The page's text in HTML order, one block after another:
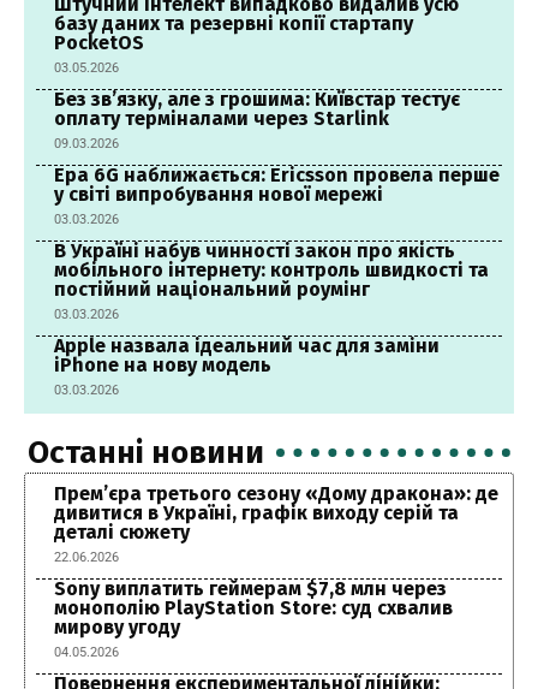
базу даних та резервні копії стартапу
PocketOS
03.05.2026
Без зв’язку, але з грошима: Київстар тестує
оплату терміналами через Starlink
09.03.2026
Ера 6G наближається: Ericsson провела перше
у світі випробування нової мережі
03.03.2026
В Україні набув чинності закон про якість
мобільного інтернету: контроль швидкості та
постійний національний роумінг
03.03.2026
Apple назвала ідеальний час для заміни
iPhone на нову модель
03.03.2026
Останні новини
Прем’єра третього сезону «Дому дракона»: де
дивитися в Україні, графік виходу серій та
деталі сюжету
22.06.2026
Sony виплатить геймерам $7,8 млн через
монополію PlayStation Store: суд схвалив
мирову угоду
04.05.2026
Повернення експериментальної лінійки: